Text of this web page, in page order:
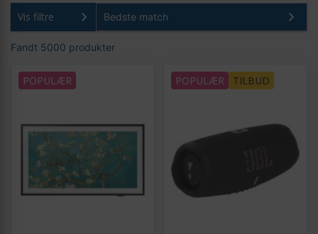
Vis filtre
Fandt 5000 produkter
POPULÆR POPULÆR TILBUD